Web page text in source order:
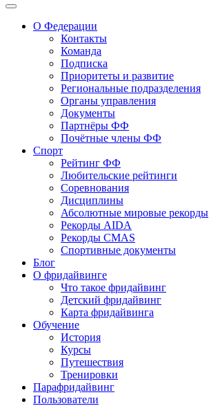
О Федерации
Контакты
Команда
Подписка
Приоритеты и развитие
Региональные подразделения
Органы управления
Документы
Партнёры ФФ
Почётные члены ФФ
Спорт
Рейтинг ФФ
Любительские рейтинги
Соревнования
Дисциплины
Абсолютные мировые рекорды
Рекорды AIDA
Рекорды CMAS
Спортивные документы
Блог
О фридайвинге
Что такое фридайвинг
Детский фридайвинг
Карта фридайвинга
Обучение
История
Курсы
Путешествия
Тренировки
Парафридайвинг
Пользователи